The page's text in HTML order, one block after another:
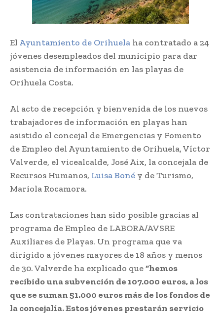
El Ayuntamiento de Orihuela ha contratado a 24
jóvenes desempleados del municipio para dar
asistencia de información en las playas de
Orihuela Costa.
Al acto de recepción y bienvenida de los nuevos
trabajadores de información en playas han
asistido el concejal de Emergencias y Fomento
de Empleo del Ayuntamiento de Orihuela, Víctor
Valverde, el vicealcalde, José Aix, la concejala de
Recursos Humanos, Luisa Boné y de Turismo,
Mariola Rocamora.
Las contrataciones han sido posible gracias al
programa de Empleo de LABORA/AVSRE
Auxiliares de Playas. Un programa que va
dirigido a jóvenes mayores de 18 años y menos
de 30. Valverde ha explicado que“hemos
recibido una subvención de 107.000 euros, a los
que se suman 51.000 euros más de los fondos de
la concejalía. Estos jóvenes prestarán servicio